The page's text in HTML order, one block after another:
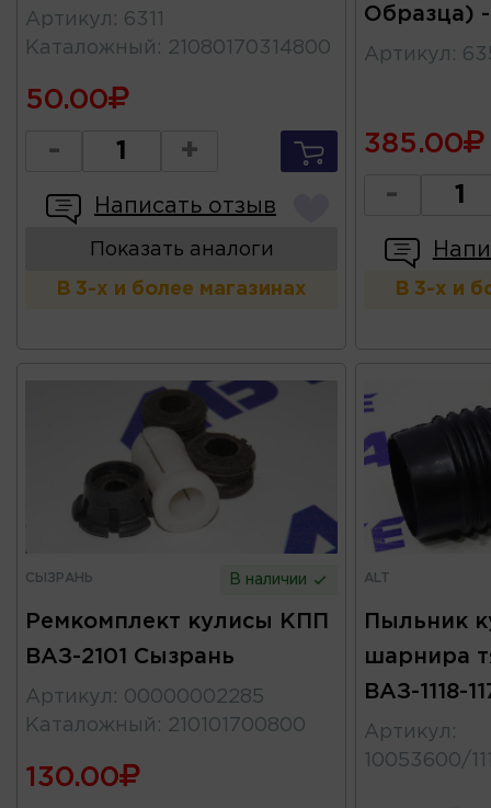
Артикул : 6311
Каталожный : 21080170314800
50.00
- +
Написать отзыв
Показать аналоги
В 3-х и более магазинах
Образца)
Артикул :
385.00
-
В 3-х и
СЫЗРАНЬ В наличии
Ремкомплект кулисы КПП
ВАЗ-2101 Сызрань
Артикул : 00000002285
Каталожный : 210101700800
130.00
ALT
Пыльник
шарнира
ВАЗ-1118-
Артикул :
10053600/